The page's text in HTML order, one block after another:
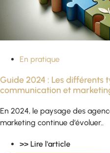
En pratique
Guide 2024 : Les différents
communication et
En 2024, le paysage des
marketing continue d’évoluer..
>> Lire l'article